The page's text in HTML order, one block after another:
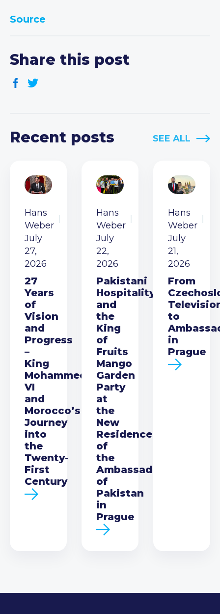
Source
Share this post
Recent posts SEE ALL
Hans
Weber
July
27,
2026
27
Years
of
Vision
and
Progress
–
King
Mohammed
VI
and
Morocco’s
Journey
into
the
Twenty-
First
Century
Hans
Weber
July
22,
2026
Pakistani
Hospitality
and
the
King
of
Fruits
Mango
Garden
Party
at
the
New
Residence
of
the
Ambassador
of
Pakistan
in
Prague
Hans
Weber
July
21,
2026
From
to
in
Prague